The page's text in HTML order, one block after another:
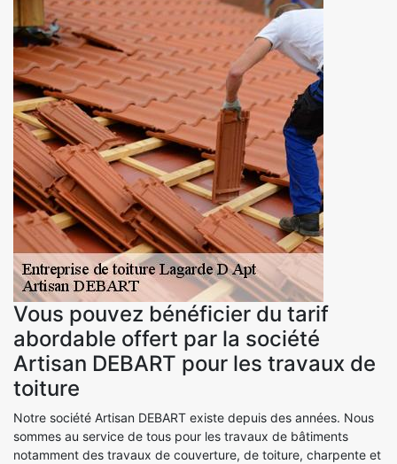
Vous pouvez bénéficier du tarif
abordable offert par la société
Artisan DEBART pour les travaux de
toiture
Notre société Artisan DEBART existe depuis des années. Nous
sommes au service de tous pour les travaux de bâtiments
notamment des travaux de couverture, de toiture, charpente et